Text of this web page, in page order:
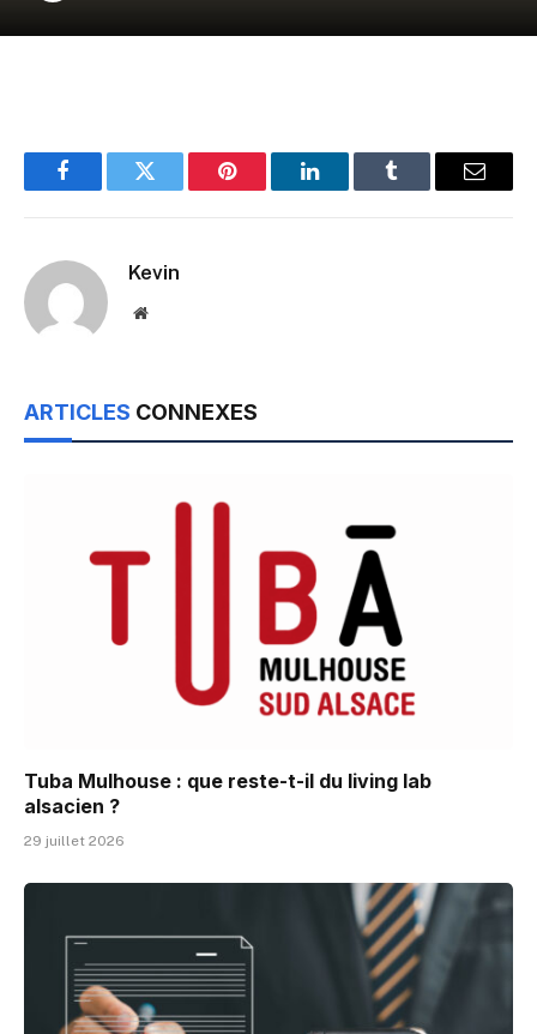
FacebookTwitter Pinterest LinkedInTumblr Email
Kevin
Website
ARTICLES CONNEXES
Tuba Mulhouse : que reste-t-il du living lab
alsacien ?
29 juillet 2026